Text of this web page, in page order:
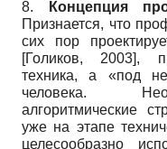
8.
Концепция
Признается, что
сих пор
[Голиков, 2003],
техника, а «под
человека.
алгоритмические
уже на этапе
целесообразно